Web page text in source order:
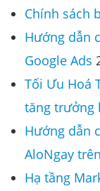
Chính sách
Hướng dẫn
Google Ads
Tối Ưu Hoá
tăng trưởng
Hướng dẫn
AloNgay
Hạ tầng